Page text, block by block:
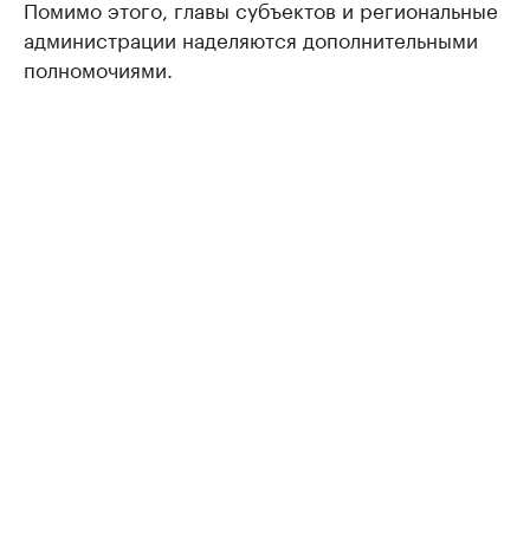
Помимо этого, главы субъектов и региональные
администрации наделяются дополнительными
полномочиями.